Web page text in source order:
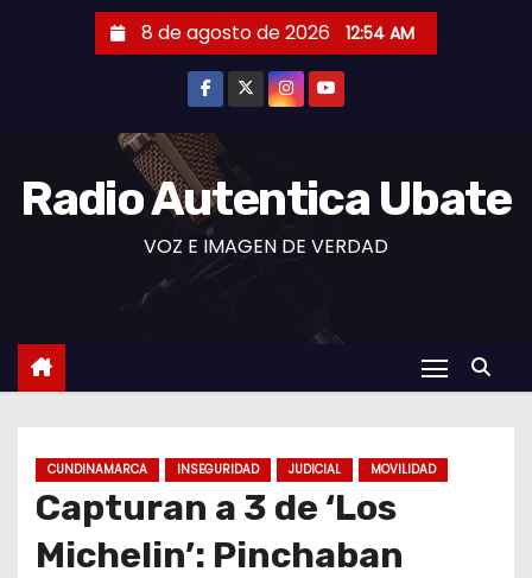
8 de agosto de 2026 12:54 AM
Radio Autentica Ubate
VOZ E IMAGEN DE VERDAD
CUNDINAMARCA INSEGURIDAD JUDICIAL MOVILIDAD
Capturan a 3 de ‘Los
Michelin’: Pinchaban